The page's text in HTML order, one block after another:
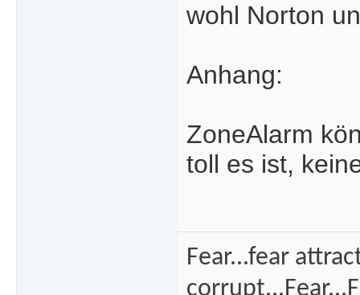
wohl Norton
Anhang:
ZoneAlarm
toll es ist,
Fear...fear